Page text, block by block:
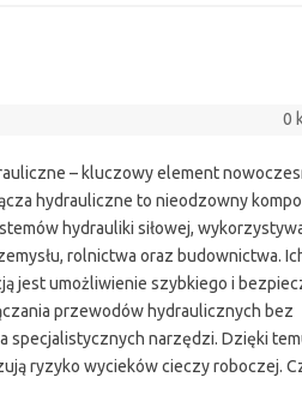
0
– kluczowy element
hydrauliczne to nieodzowny
hydrauliki siłowej,
rolnictwa oraz budownictwa.
jest umożliwienie szybkiego i
przewodów hydraulicznych bez
specjalistycznych narzędzi. Dzięki
ryzyko wycieków cieczy roboczej.